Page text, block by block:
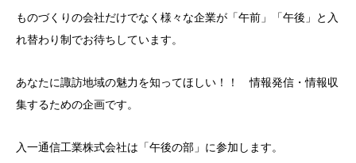
ものづくりの会社だけでなく様々な企業が「午前」「午後」と入
れ替わり制でお待ちしています。
あなたに諏訪地域の魅力を知ってほしい！！ 情報発信・情報収
集するための企画です。
入一通信工業株式会社は「午後の部」に参加します。